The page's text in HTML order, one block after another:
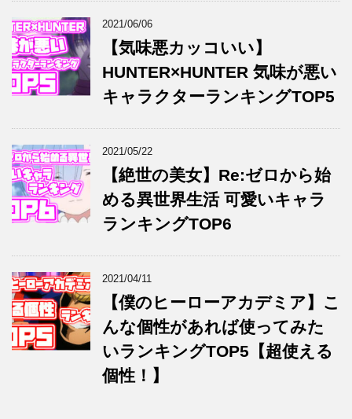
2021/06/06
【気味悪カッコいい】
HUNTER×HUNTER 気味が悪い
キャラクターランキングTOP5
2021/05/22
【絶世の美女】Re:ゼロから始
める異世界生活 可愛いキャラ
ランキングTOP6
2021/04/11
【僕のヒーローアカデミア】こ
んな個性があれば使ってみた
いランキングTOP5【超使える
個性！】